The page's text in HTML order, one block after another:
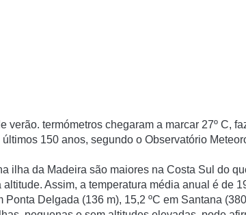
verão. termómetros chegaram a marcar 27º C,
150 anos, segundo o Observatório
ilha da Madeira são maiores na Costa Sul do
Assim, a temperatura média anual é de
Ponta Delgada (136 m), 15,2 ºC em Santana